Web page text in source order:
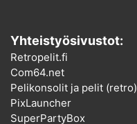
Yhteistyösivustot:
Retropelit.fi
Com64.net
Pelikonsolit ja pelit (retro)
PixLauncher
SuperPartyBox